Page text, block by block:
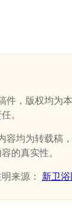
件，版权均为
。
容均为转载稿
的真实性。
来源： 新卫浴